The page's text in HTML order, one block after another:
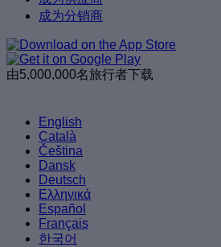
成为分销商
由5,000,000名旅行者下载
English
Català
Čeština
Dansk
Deutsch
Ελληνικά
Español
Français
한국어